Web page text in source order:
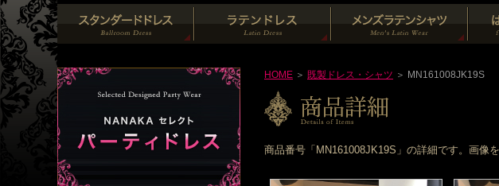
HOME ＞ 既製ドレス・シャツ ＞ MN161008JK19S
商品番号「MN161008JK19S」の詳細です。画像